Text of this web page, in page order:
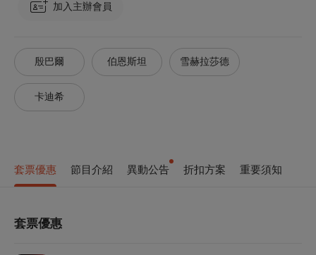
加入主辦會員
殷巴爾 伯恩斯坦 雪赫拉莎德
卡迪希
套票優惠 節目介紹 異動公告 折扣方案 重要須知
套票優惠